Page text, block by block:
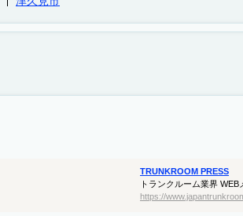
TRUNKROOM PRESS
トランクルーム業界 WEB
https://